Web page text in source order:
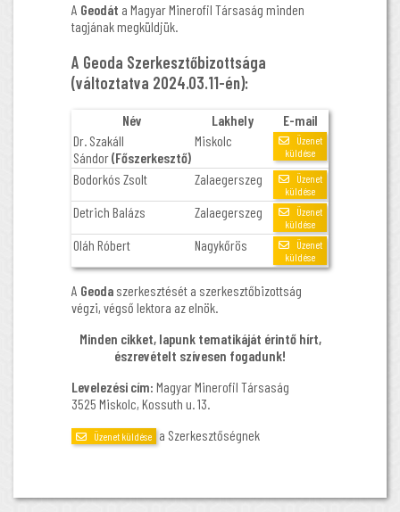
A Geodát a Magyar Minerofil Társaság minden
tagjának megküldjük.
A Geoda Szerkesztőbizottsága
(változtatva 2024.03.11-én):
Név Lakhely
E-mail
Dr. Szakáll
Sándor(Főszerkesztő)
Miskolc
Üzenet
küldése
Bodorkós Zsolt Zalaegerszeg
Üzenet
küldése
Detrich Balázs Zalaegerszeg
Üzenet
küldése
Oláh Róbert Nagykőrös
Üzenet
küldése
A Geoda szerkesztését a szerkesztőbizottság
végzi, végső lektora az elnök.
Minden cikket, lapunk tematikáját érintő hírt,
észrevételt szívesen fogadunk!
Levelezési cím: Magyar Minerofil Társaság
3525 Miskolc, Kossuth u. 13.
Üzenet küldése a Szerkesztőségnek